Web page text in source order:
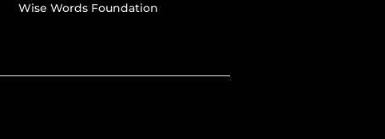
Wise Words Foundation